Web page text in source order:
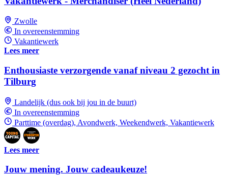
Zwolle
In overeenstemming
Vakantiewerk
Lees meer
Enthousiaste verzorgende vanaf niveau 2 gezocht in
Tilburg
Landelijk (dus ook bij jou in de buurt)
In overeenstemming
Parttime (overdag), Avondwerk, Weekendwerk, Vakantiewerk
Lees meer
Jouw mening. Jouw cadeaukeuze!